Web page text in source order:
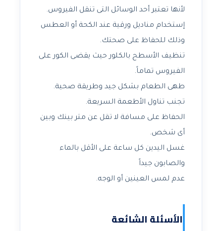
لأنها تعتبر أحد الوسائل التى تنقل الفيروس.
إستخدام مناديل ورقية عند الكحة أو العطس
وذلك للحفاظ على صحتك.
تنظيف الأسطح بالكلور حيث يقضى الكور على
الفيروس تماماً.
طهى الطعام بشكل جيد وطريقة صحية.
تجنب تناول الأطعمة السريعة.
الحفاظ على مسافة لا تقل عن متر بينك وبين
أى شخص.
غسل اليدين كل ساعة على الأقل بالماء
والصابون جيداً
عدم لمس العينين أو الوجه.
الأسئلة الشائعة